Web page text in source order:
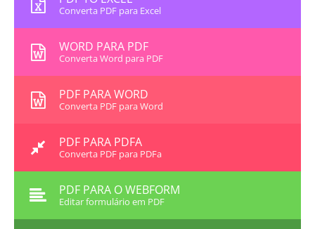
Converta PDF para Excel
WORD PARA PDF
Converta Word para PDF
PDF PARA WORD
Converta PDF para Word
PDF PARA PDFA
Converta PDF para PDFa
PDF PARA O WEBFORM
Editar formulário em PDF